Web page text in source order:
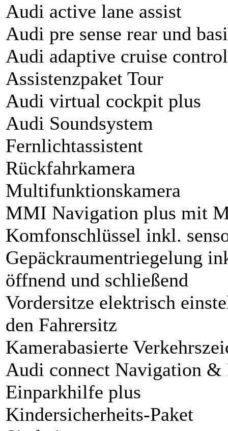
Audi active lane assist
Audi pre sense rear und
Audi adaptive cruise control
Assistenzpaket Tour
Audi virtual cockpit plus
Audi Soundsystem
Fernlichtassistent
Rückfahrkamera
Multifunktionskamera
MMI Navigation plus mit
Komfonschlüssel inkl.
Gepäckraumentriegelung
öffnend und schließend
Vordersitze elektrisch
den Fahrersitz
Kamerabasierte
Audi connect Navigation
Einparkhilfe plus
Kindersicherheits-Paket